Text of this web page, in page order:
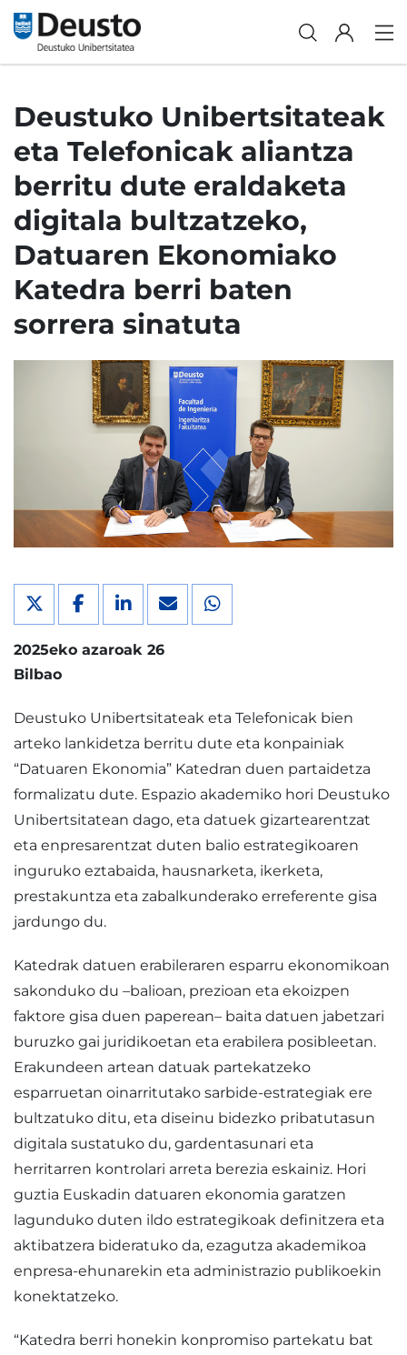
Deustuko Unibertsitateak
eta Telefonicak aliantza
berritu dute eraldaketa
digitala bultzatzeko,
Datuaren Ekonomiako
Katedra berri baten
sorrera sinatuta
2025eko azaroak 26
Bilbao
Deustuko Unibertsitateak eta Telefonicak bien
arteko lankidetza berritu dute eta konpainiak
“Datuaren Ekonomia” Katedran duen partaidetza
formalizatu dute. Espazio akademiko hori Deustuko
Unibertsitatean dago, eta datuek gizartearentzat
eta enpresarentzat duten balio estrategikoaren
inguruko eztabaida, hausnarketa, ikerketa,
prestakuntza eta zabalkunderako erreferente gisa
jardungo du.
Katedrak datuen erabileraren esparru ekonomikoan
sakonduko du –balioan, prezioan eta ekoizpen
faktore gisa duen paperean– baita datuen jabetzari
buruzko gai juridikoetan eta erabilera posibleetan.
Erakundeen artean datuak partekatzeko
esparruetan oinarritutako sarbide-estrategiak ere
bultzatuko ditu, eta diseinu bidezko pribatutasun
digitala sustatuko du, gardentasunari eta
herritarren kontrolari arreta berezia eskainiz. Hori
guztia Euskadin datuaren ekonomia garatzen
lagunduko duten ildo estrategikoak definitzera eta
aktibatzera bideratuko da, ezagutza akademikoa
enpresa-ehunarekin eta administrazio publikoekin
konektatzeko.
“Katedra berri honekin konpromiso partekatu bat